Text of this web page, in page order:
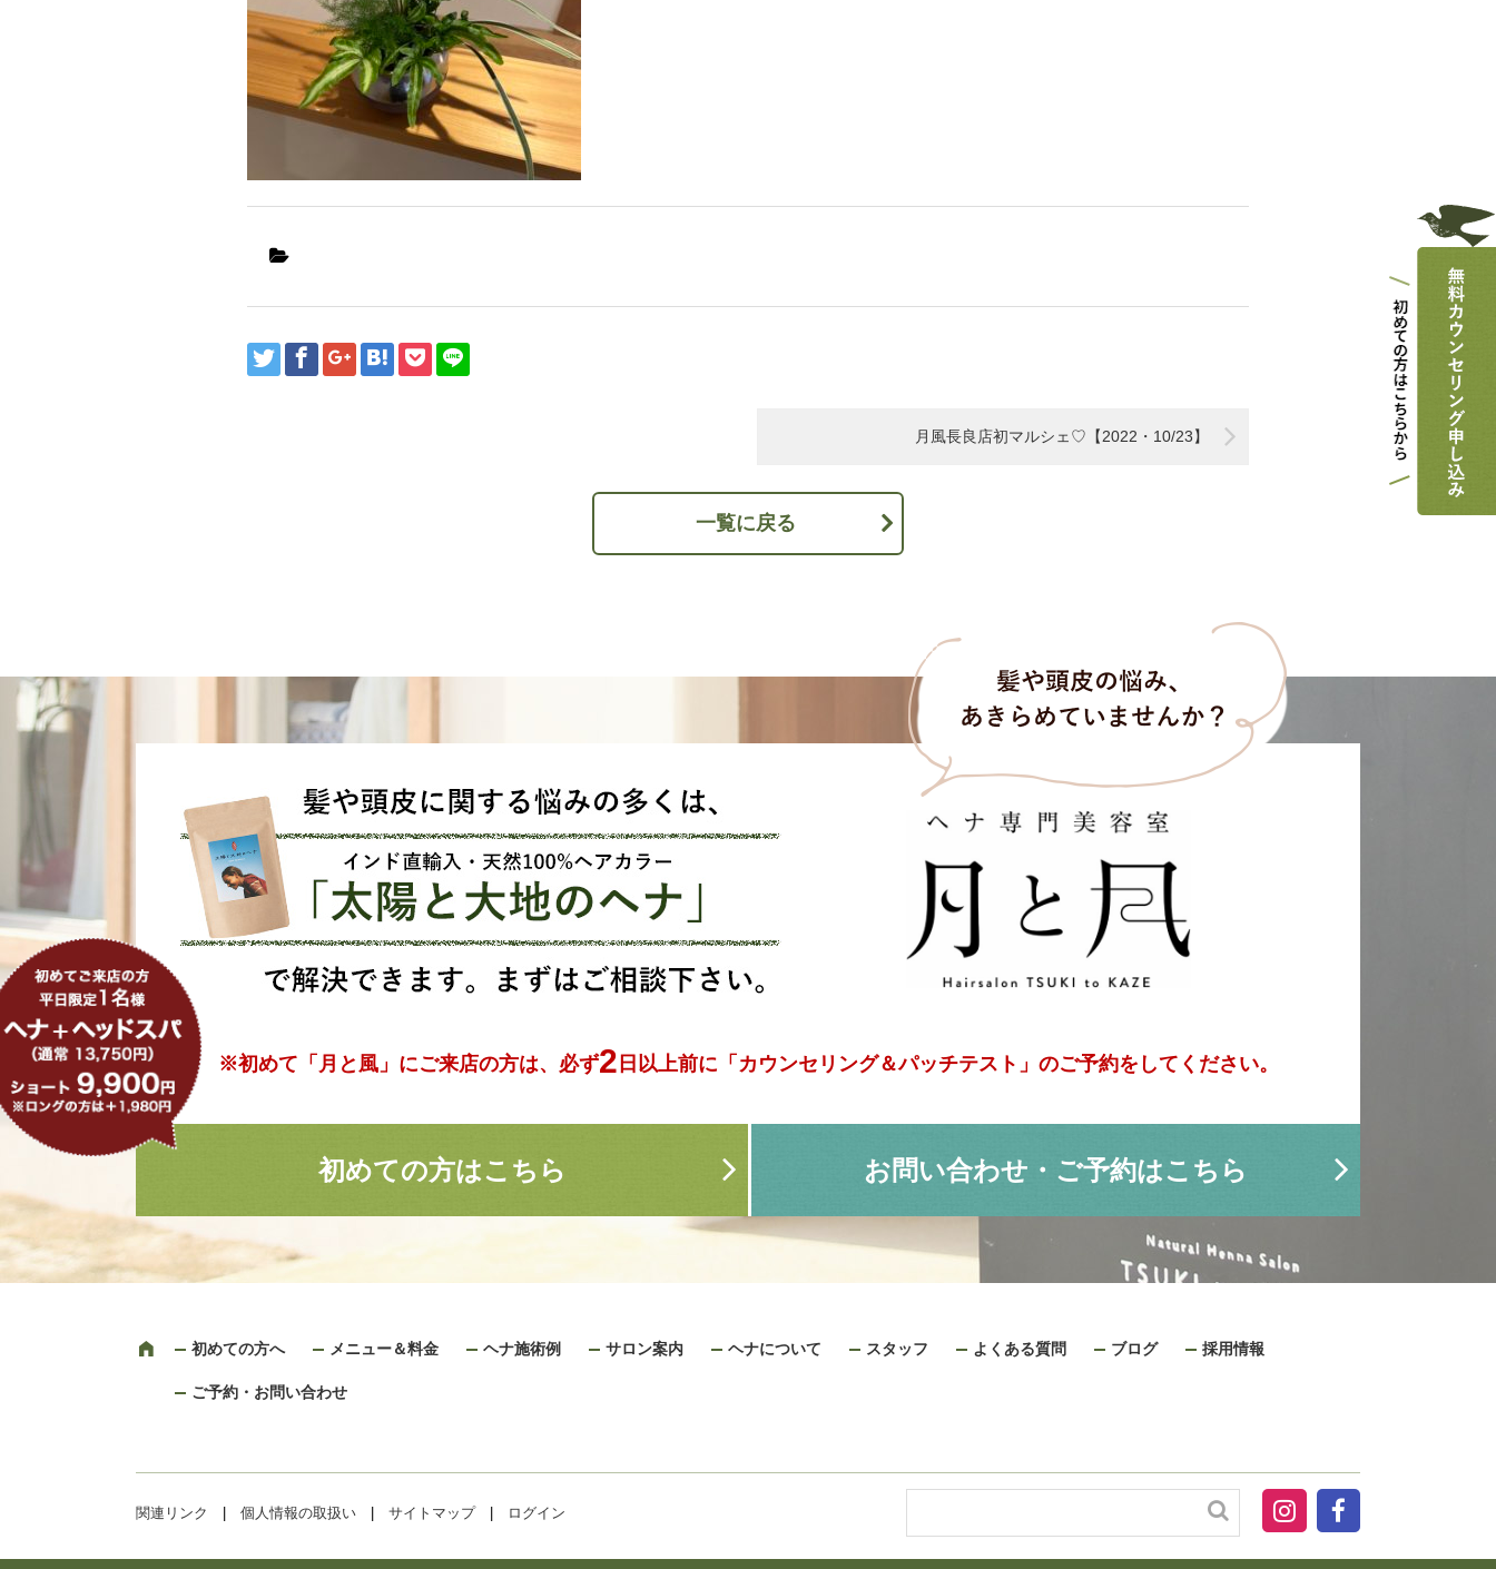
月風長良店初マルシェ♡【2022・10/23】
一覧に戻る
※初めて「月と風」にご来店の方は、必ず2 日以上前に 「カウンセリング＆パッチテスト」のご予約をしてください。
初めての方はこちら お問い合わせ・ご予約はこちら
初めての方へ メニュー＆料金 ヘナ施術例 サロン案内 ヘナについて スタッフ よくある質問 ブログ 採用情報
ご予約・お問い合わせ
関連リンク 個人情報の取扱い サイトマップ| ログイン